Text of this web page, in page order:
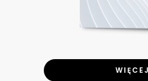
WIĘCEJ